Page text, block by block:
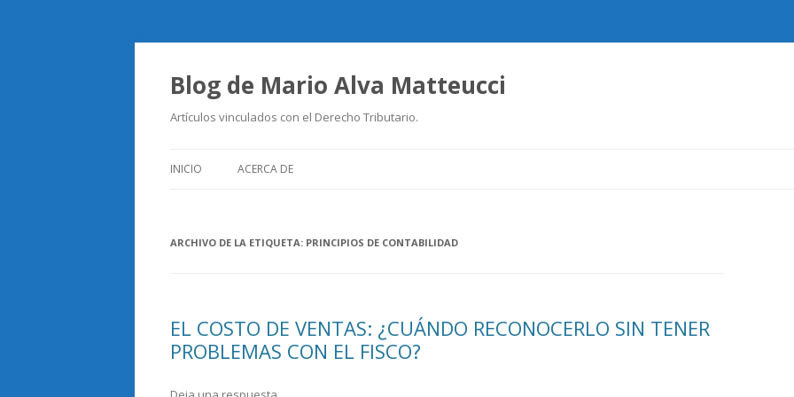
Blog de Mario Alva Matteucci
Artículos vinculados con el Derecho Tributario.
INICIO ACERCA DE
ARCHIVO DE LA ETIQUETA: PRINCIPIOS DE CONTABILIDAD
EL COSTO DE VENTAS: ¿CUÁNDO RECONOCERLO SIN TENER
PROBLEMAS CON EL FISCO?